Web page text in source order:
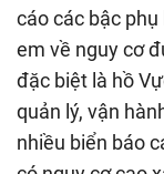
cáo các bậc
em về nguy cơ
đặc biệt là hồ
quản lý, vận
nhiều biển báo